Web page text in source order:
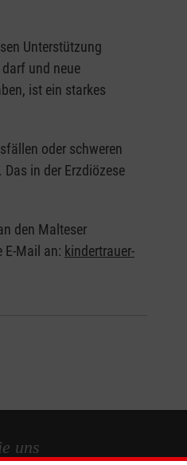
Unterstützung
und neue
ist ein starkes
oder schweren
in der Erzdiözese
den Malteser
E-Mail an: kindertrauer-
uns